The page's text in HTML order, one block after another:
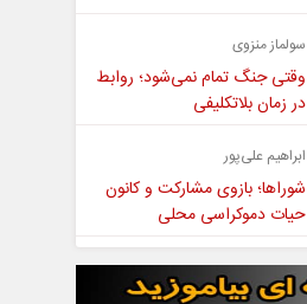
سولماز منزوی
وقتی جنگ تمام نمی‌شود؛ روابط
در زمان بلاتکلیفی
ابراهیم علی‌پور
شوراها؛ بازوی مشارکت و کانون
حیات دموکراسی محلی